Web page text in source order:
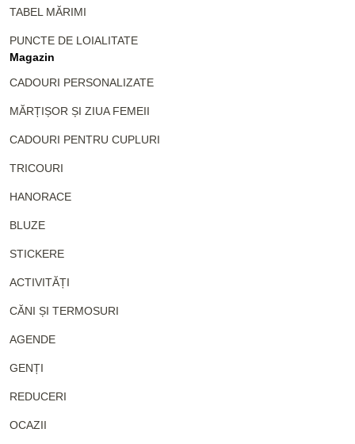
TABEL MĂRIMI
PUNCTE DE LOIALITATE
Magazin
CADOURI PERSONALIZATE
MĂRȚIȘOR ȘI ZIUA FEMEII
CADOURI PENTRU CUPLURI
TRICOURI
HANORACE
BLUZE
STICKERE
ACTIVITĂȚI
CĂNI ȘI TERMOSURI
AGENDE
GENȚI
REDUCERI
OCAZII